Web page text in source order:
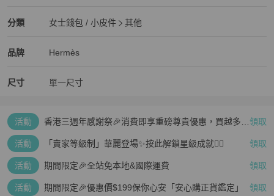
分類
Hermès 女士錢包 / 小皮件分類資訊
女士錢包 / 小皮件
其他
品牌
Hermès 精品女士錢包 / 小皮件
Hermès
Hermès 推薦清單
尺寸 單一尺寸
活動
香港三週年感謝祭🎉消費即享重磅尊貴優惠，買越多、 領取
活動 「賣家等級制」華麗登場✨按此解鎖星級成就👆🏻 領取
活動 期間限定🎉全站免本地&國際運費 領取
活動 期間限定🎉優惠價$199保你心安「安心購正貨鑑定」 領取